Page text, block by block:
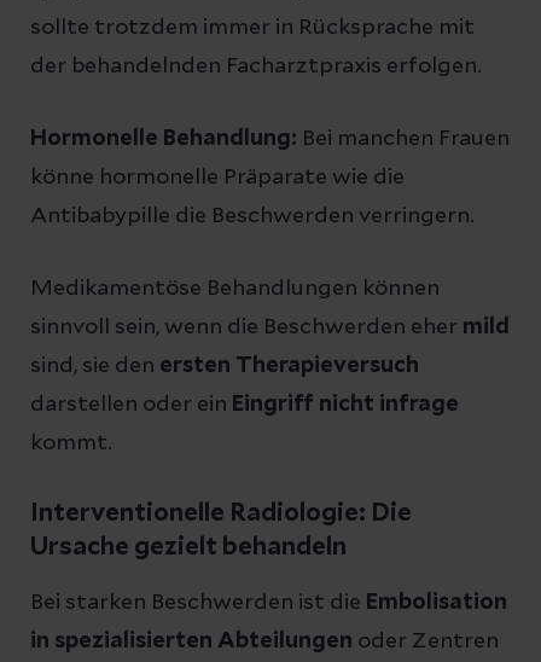
sollte trotzdem immer in Rücksprache mit
der behandelnden Facharztpraxis erfolgen.
Hormonelle Behandlung: Bei manchen Frauen
könne hormonelle Präparate wie die
Antibabypille die Beschwerden verringern.
Medikamentöse Behandlungen können
sinnvoll sein, wenn die Beschwerden eher mild
sind, sie den ersten Therapieversuch
darstellen oder ein Eingriff nicht infrage
kommt.
Interventionelle Radiologie: Die
Ursache gezielt behandeln
Bei starken Beschwerden ist die Embolisation
in spezialisierten Abteilungen oder Zentren